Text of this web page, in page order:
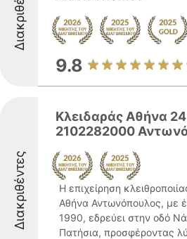
9.8
Διακριθέντες
Κλειδαράς Αθήνα
2102282000
Η επιχείρηση
Αθήνα Αντωνόπουλος, με
1990, εδρεύει στην οδό
Πατήσια, προσφέροντας